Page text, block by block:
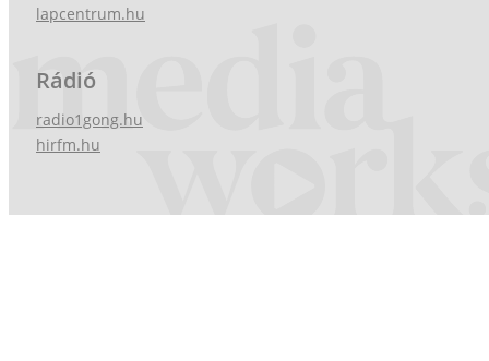
lapcentrum.hu
Rádió
radio1gong.hu
hirfm.hu